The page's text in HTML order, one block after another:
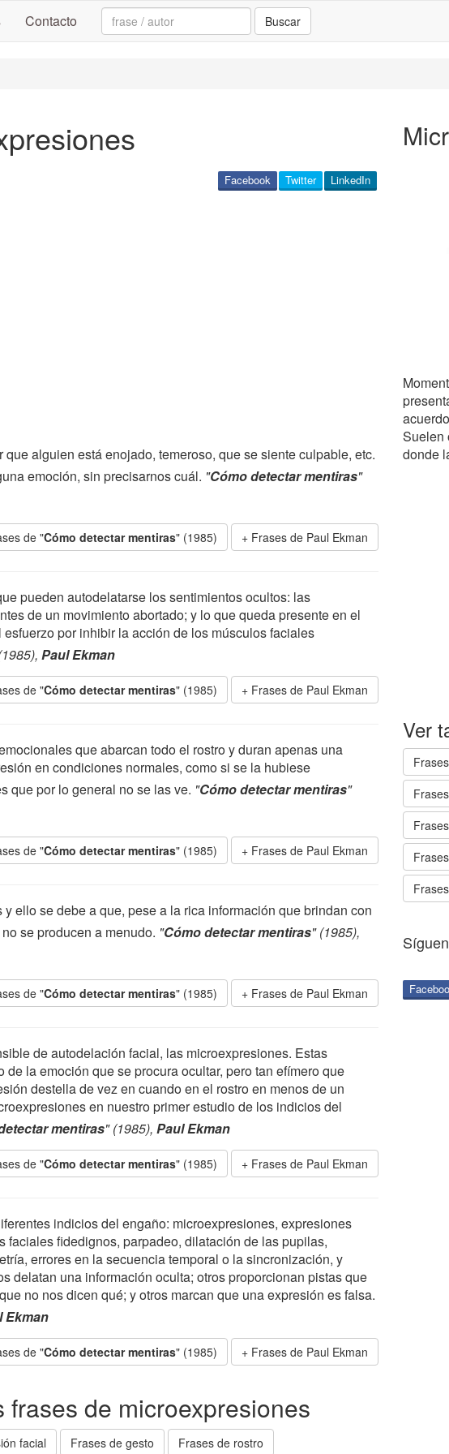
Contacto Search: Buscar
LinkedIn
Twitter
Facebook
alguien está enojado, temeroso, que se siente culpable, etc.
emoción, sin precisarnos cuál. "Cómo detectar mentiras"
de "Cómo detectar mentiras" (1985) Frases de Paul Ekman
pueden autodelatarse los sentimientos ocultos: las
de un movimiento abortado; y lo que queda presente en el
por inhibir la acción de los músculos faciales
Paul Ekman
de "Cómo detectar mentiras" (1985) Frases de Paul Ekman
que abarcan todo el rostro y duran apenas una
en condiciones normales, como si se la hubiese
que por lo general no se las ve. "Cómo detectar mentiras"
de "Cómo detectar mentiras" (1985) Frases de Paul Ekman
ello se debe a que, pese a la rica información que brindan con
se producen a menudo. "Cómo detectar mentiras" (1985),
de "Cómo detectar mentiras" (1985) Frases de Paul Ekman
de autodelación facial, las microexpresiones. Estas
la emoción que se procura ocultar, pero tan efímero que
destella de vez en cuando en el rostro en menos de un
en nuestro primer estudio de los indicios del
mentiras" (1985), Paul Ekman
de "Cómo detectar mentiras" (1985) Frases de Paul Ekman
indicios del engaño: microexpresiones, expresiones
faciales fidedignos, parpadeo, dilatación de las pupilas,
errores en la secuencia temporal o la sincronización, y
delatan una información oculta; otros proporcionan pistas que
no nos dicen qué; y otros marcan que una expresión es falsa.
Ekman
de "Cómo detectar mentiras" (1985) Frases de Paul Ekman
de microexpresiones
facial Frases de gesto Frases de rostro
Suelen
donde
Ver